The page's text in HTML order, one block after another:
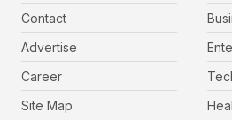
Contact
Advertise
Career
Site Map